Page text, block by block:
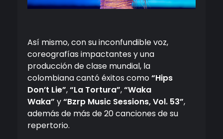
Así mismo, con su inconfundible voz,
coreografías impactantes y una
producción de clase mundial, la
colombiana cantó éxitos como“Hips
Don’t Lie”,“La Tortura”,“Waka
Waka” y“Bzrp Music Sessions, Vol. 53”,
además de más de 20 canciones de su
repertorio.